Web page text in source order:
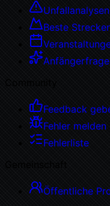
Unfallanalysen
Beste
Community
Feedback
Fehler melden
Fehlerliste
Gemeinschaft
Öffentliche